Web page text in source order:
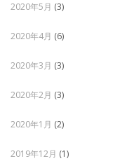
2020年5月 (3)
2020年4月 (6)
2020年3月 (3)
2020年2月 (3)
2020年1月 (2)
2019年12月 (1)